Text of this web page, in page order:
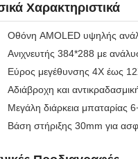
Χαρακτηριστικά
Οθόνη AMOLED υψηλής
Ανιχνευτής 384*288 με
Εύρος μεγέθυνσης 4X έως
Αδιάβροχη και
Μεγάλη διάρκεια μπαταρίας
Βάση στήριξης 30mm για